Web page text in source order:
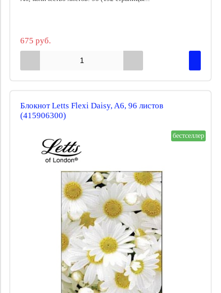
675 руб.
Блокнот Letts Flexi Daisy, A6, 96 листов
(415906300)
бестселлер